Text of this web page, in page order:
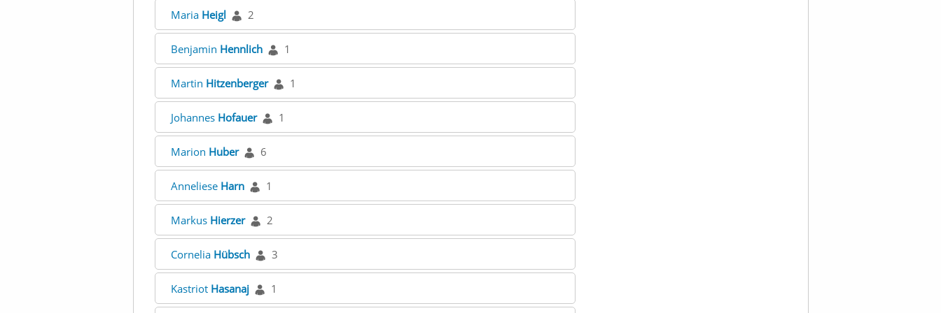
Maria Heigl 2
Benjamin Hennlich 1
Martin Hitzenberger 1
Johannes Hofauer 1
Marion Huber 6
Anneliese Harn 1
Markus Hierzer 2
Cornelia Hübsch 3
Kastriot Hasanaj 1